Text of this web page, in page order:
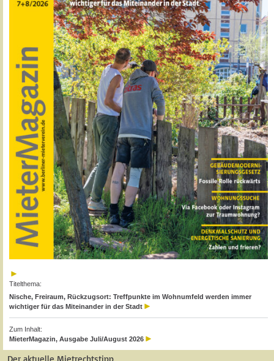
Titelthema:
Nische, Freiraum, Rückzugsort: Treffpunkte im Wohnumfeld werden immer
wichtiger für das Miteinander in der Stadt
Zum Inhalt:
MieterMagazin, Ausgabe Juli/August 2026